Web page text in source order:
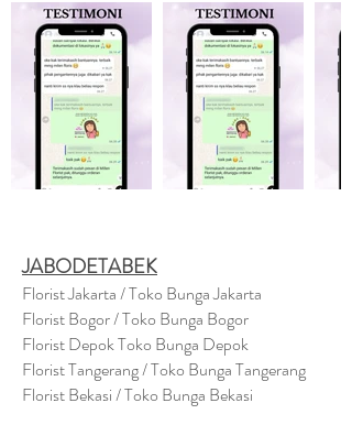
JABODETABEK
Florist Jakarta / Toko Bunga Jakarta
Florist Bogor / Toko Bunga Bogor
Florist Depok Toko Bunga Depok
Florist Tangerang / Toko Bunga Tangerang
Florist Bekasi / Toko Bunga Bekasi